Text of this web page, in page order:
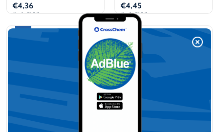
€4,36
(iesk. PVN)
Pievienot
€4,45
(iesk. PVN)
Pievienot